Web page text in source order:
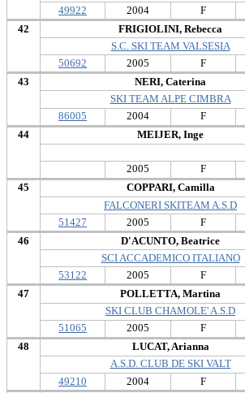
49922 2004 F
42
50692
FRIGIOLINI, Rebecca
2005 F
S.C. SKI TEAM VALSESIA
43
86005
NERI, Caterina
2004 F
SKI TEAM ALPE CIMBRA
44
MEIJER, Inge
2005 F
45
51427
COPPARI, Camilla
2005 F
FALCONERI SKITEAM A.S.D
46
53122
D'ACUNTO, Beatrice
2005 F
SCI ACCADEMICO ITALIANO
47
51065
POLLETTA, Martina
2005 F
SKI CLUB CHAMOLE' A.S.D
48
49210
LUCAT, Arianna
2004 F
A.S.D. CLUB DE SKI VALT